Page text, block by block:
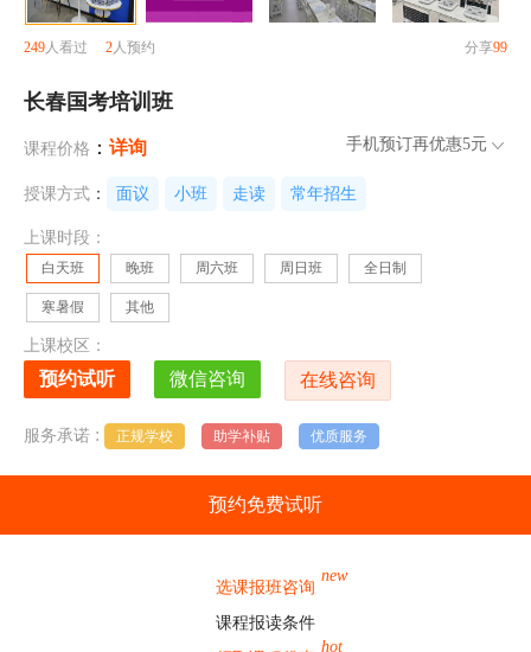
249人看过 2人预约 分享99
长春国考培训班
课程价格 ： 详询 手机预订再优惠5元
授课方式 ： 面议 小班 走读 常年招生
上课时段：
白天班 晚班 周六班 周日班 全日制
寒暑假 其他
上课校区：
服务承诺 : 正规学校 助学补贴 优质服务
预约免费试听
选课报班咨询
new
课程报读条件
hot